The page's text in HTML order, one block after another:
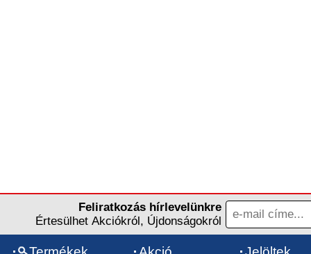
Feliratkozás hírlevelünkre
Értesülhet Akciókról, Újdonságokról